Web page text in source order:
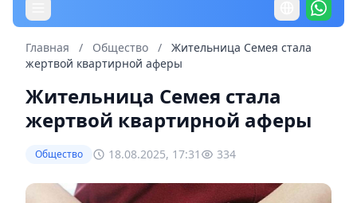
Главная / Общество /
Жительница Семея стала
жертвой квартирной аферы
Жительница Семея стала
жертвой квартирной аферы
Общество 18.08.2025, 17:31 334